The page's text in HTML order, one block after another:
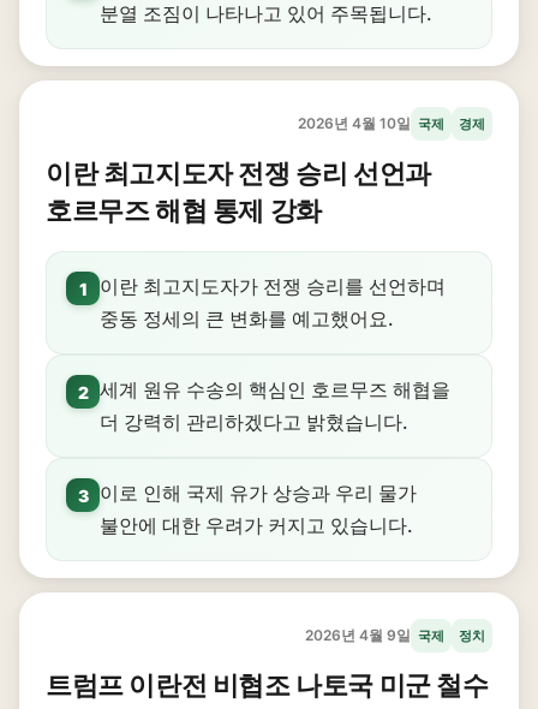
분열 조짐이 나타나고 있어 주목됩니다.
2026년 4월 10일 국제 경제
이란 최고지도자 전쟁 승리 선언과
호르무즈 해협 통제 강화
1
이란 최고지도자가 전쟁 승리를 선언하며
중동 정세의 큰 변화를 예고했어요.
2 세계 원유 수송의 핵심인 호르무즈 해협을
더 강력히 관리하겠다고 밝혔습니다.
3
이로 인해 국제 유가 상승과 우리 물가
불안에 대한 우려가 커지고 있습니다.
2026년 4월 9일 국제 정치
트럼프 이란전 비협조 나토국 미군 철수